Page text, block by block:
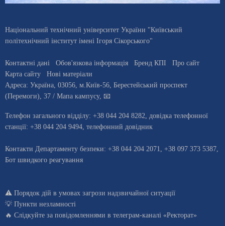
Національний технічний університет України "Київський
політехнічний інститут імені Ігоря Сікорського"
Контактні дані Обов'язкова інформація Бренд КПІ
Про сайт
Карта сайту
Нові матеріали
Адреса: Україна 03056 , м. Київ-56, Берестейський проспект
(Перемоги), 37 / Мапа кампусу, 📧
Телефон загального відділу: +38 044 204 8282 , довiдка телефонної
станцiї: +38 044 204 9494 телефонний довідник
Контакти Департаменту безпеки: +38 044 204 2071, +38 097 373 5387,
Бот швидкого реагування
⚠️ Порядок дій в умовах загрози надзвичайної ситуації
💡 Пункти незламності
🔥 Слідкуйте за повідомленнями в телеграм-каналі «Ректорат»